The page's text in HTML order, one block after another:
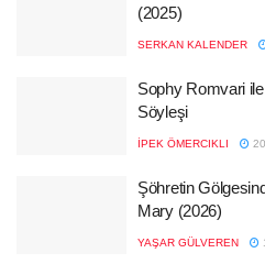
(2025)
SERKAN KALENDER
Sophy Romvari
Söyleşi
İPEK ÖMERCIKLI
Şöhretin
Mary (2026)
YAŞAR GÜLVEREN